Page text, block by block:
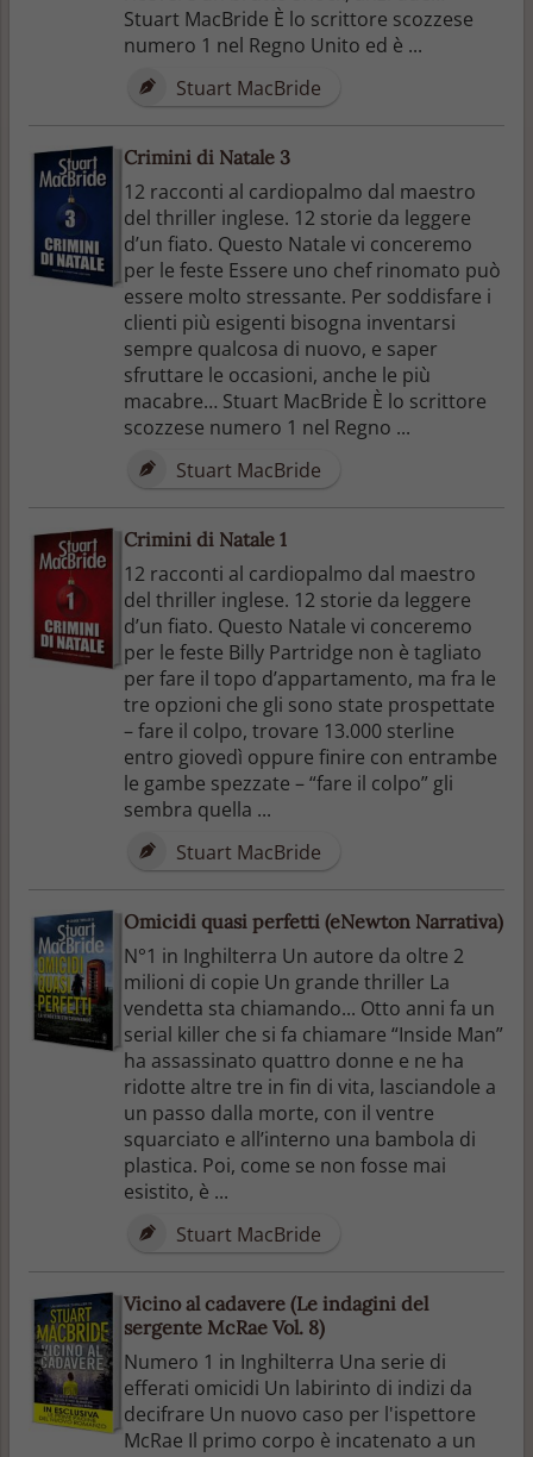
Stuart MacBride È lo scrittore scozzese
numero 1 nel Regno Unito ed è ...
Stuart MacBride
Crimini di Natale 3
12 racconti al cardiopalmo dal maestro
del thriller inglese. 12 storie da leggere
d’un fiato. Questo Natale vi conceremo
per le feste Essere uno chef rinomato può
essere molto stressante. Per soddisfare i
clienti più esigenti bisogna inventarsi
sempre qualcosa di nuovo, e saper
sfruttare le occasioni, anche le più
macabre… Stuart MacBride È lo scrittore
scozzese numero 1 nel Regno ...
Stuart MacBride
Crimini di Natale 1
12 racconti al cardiopalmo dal maestro
del thriller inglese. 12 storie da leggere
d’un fiato. Questo Natale vi conceremo
per le feste Billy Partridge non è tagliato
per fare il topo d’appartamento, ma fra le
tre opzioni che gli sono state prospettate
– fare il colpo, trovare 13.000 sterline
entro giovedì oppure finire con entrambe
le gambe spezzate – “fare il colpo” gli
sembra quella ...
Stuart MacBride
Omicidi quasi perfetti (eNewton Narrativa)
N°1 in Inghilterra Un autore da oltre 2
milioni di copie Un grande thriller La
vendetta sta chiamando... Otto anni fa un
serial killer che si fa chiamare “Inside Man”
ha assassinato quattro donne e ne ha
ridotte altre tre in fin di vita, lasciandole a
un passo dalla morte, con il ventre
squarciato e all’interno una bambola di
plastica. Poi, come se non fosse mai
esistito, è ...
Stuart MacBride
Vicino al cadavere (Le indagini del
sergente McRae Vol. 8)
Numero 1 in Inghilterra Una serie di
efferati omicidi Un labirinto di indizi da
decifrare Un nuovo caso per l'ispettore
McRae Il primo corpo è incatenato a un